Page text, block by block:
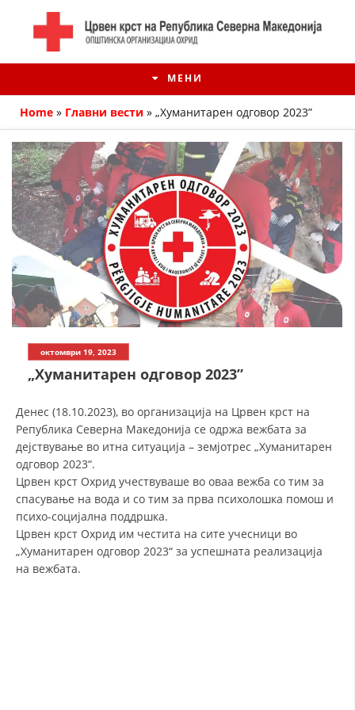
МЕНИ
ИСТОРИЈАТ НА ЦКРМ
ИСТОРИЈАТ НА ДВИЖЕЊЕТО
СТРУКТУРА НА ОРГАНИЗАЦИЈАТА
ЧЛЕНСТВО ВО ПРОФЕСИОНАЛНИ ТЕЛА
ЗАКОН ЗА ЦКРМ
СТАТУТ НА ЦКРМ
Home » Главни вести » „Хуманитарен одговор 2023”
октомври 19, 2023
„Хуманитарен одговор 2023”
Денес (18.10.2023), во организација на Црвен крст на
Република Северна Македонија се одржа вежбата за
дејствување во итна ситуација – земјотрес „Хуманитарен
одговор 2023“.
Црвен крст Охрид учествуваше во оваа вежба со тим за
спасување на вода и со тим за прва психолошка помош и
психо-социјална поддршка.
Црвен крст Охрид им честита на сите учесници во
„Хуманитарен одговор 2023“ за успешната реализација
на вежбата.